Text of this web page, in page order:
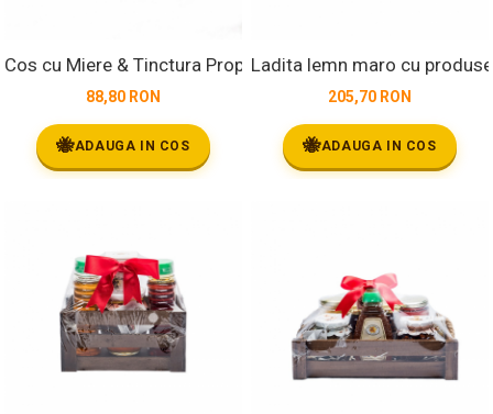
Cos cu Miere & Tinctura Propolis - Fagurele Auriu
88,80 RON
🐝 ADAUGA IN COS
Ladita lemn maro cu
205,70 RON
🐝 ADAUGA IN COS